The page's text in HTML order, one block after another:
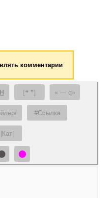
комментарии
H [❝ ❞] — q
#Ссылка
|Кат|